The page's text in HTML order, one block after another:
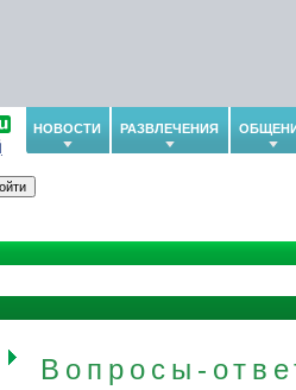
НОВОСТИ РАЗВЛЕЧЕНИЯ
Вопросы-